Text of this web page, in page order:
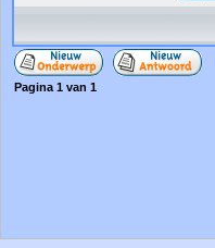
Pagina 1 van 1